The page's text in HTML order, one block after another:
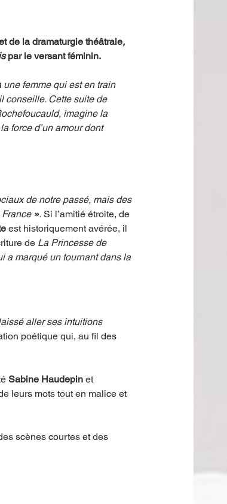
de la dramaturgie théâtrale,
par le versant féminin.
femme qui est en train
conseille. Cette suite de
imagine la
force d’un amour dont
de notre passé, mais des
». Si l’amitié étroite, de
est historiquement avérée, il
de La Princesse de
a marqué un tournant dans la
aller ses intuitions
poétique qui, au fil des
Sabine Haudepin et
leurs mots tout en malice et
scènes courtes et des